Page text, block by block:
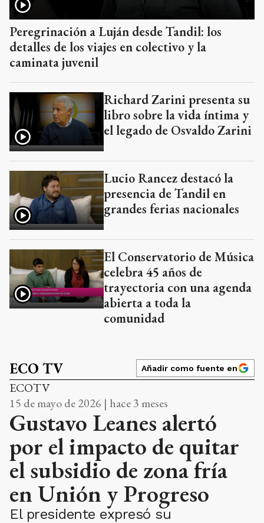
Peregrinación a Luján desde Tandil: los
detalles de los viajes en colectivo y la
caminata juvenil
Richard Zarini presenta su
libro sobre la vida íntima y
el legado de Osvaldo Zarini
Lucio Rancez destacó la
presencia de Tandil en
grandes ferias nacionales
El Conservatorio de Música
celebra 45 años de
trayectoria con una agenda
abierta a toda la
comunidad
ECO TV Añadir como fuente en
ECOTV
15 de mayo de 2026 | hace 3 meses
Gustavo Leanes alertó
por el impacto de quitar
el subsidio de zona fría
en Unión y Progreso
El presidente expresó su